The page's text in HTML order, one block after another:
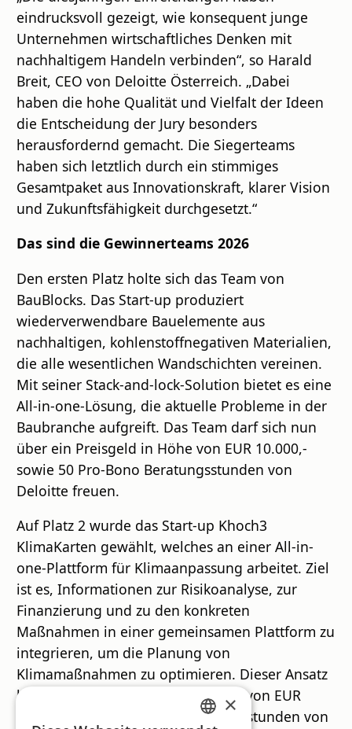
eindrucksvoll gezeigt, wie konsequent junge
Unternehmen wirtschaftliches Denken mit
nachhaltigem Handeln verbinden“, so Harald
Breit, CEO von Deloitte Österreich. „Dabei
haben die hohe Qualität und Vielfalt der Ideen
die Entscheidung der Jury besonders
herausfordernd gemacht. Die Siegerteams
haben sich letztlich durch ein stimmiges
Gesamtpaket aus Innovationskraft, klarer Vision
und Zukunftsfähigkeit durchgesetzt.“
Das sind die Gewinnerteams 2026
Den ersten Platz holte sich das Team von
BauBlocks. Das Start-up produziert
wiederverwendbare Bauelemente aus
nachhaltigen, kohlenstoffnegativen Materialien,
die alle wesentlichen Wandschichten vereinen.
Mit seiner Stack-and-lock-Solution bietet es eine
All-in-one-Lösung, die aktuelle Probleme in der
Baubranche aufgreift. Das Team darf sich nun
über ein Preisgeld in Höhe von EUR 10.000,-
sowie 50 Pro-Bono Beratungsstunden von
Deloitte freuen.
Auf Platz 2 wurde das Start-up Khoch3
KlimaKarten gewählt, welches an einer All-in-
one-Plattform für Klimaanpassung arbeitet. Ziel
ist es, Informationen zur Risikoanalyse, zur
Finanzierung und zu den konkreten
Maßnahmen in einer gemeinsamen Plattform zu
integrieren, um die Planung von
Klimamaßnahmen zu optimieren. Dieser Ansatz
bescherte dem Team ein Preisgeld von EUR
5.000,- und 50 Pro-Bono Beratungsstunden von
×